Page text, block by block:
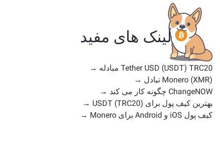
اینکه آیا یک استیبل‌کوین، توکن کاربردی، سکه حکومتی یا هر
نوع دیگری است. جایگزین‌های رایج شامل سایر ارزهای
دیجیتال با موارد استفاده یا موقعیت‌های بازار مشابه هستند.
همه دارایی‌های موجود برای تبادل را در
لینک های مفید
Tether USD (USDT) TRC20 مبادله →
Monero (XMR) تبادل →
ChangeNOW چگونه کار می کند →
بهترین کیف پول برای USDT (TRC20) →
کیف پول iOS و Android برای Monero →